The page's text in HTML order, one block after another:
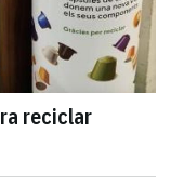
reciclar